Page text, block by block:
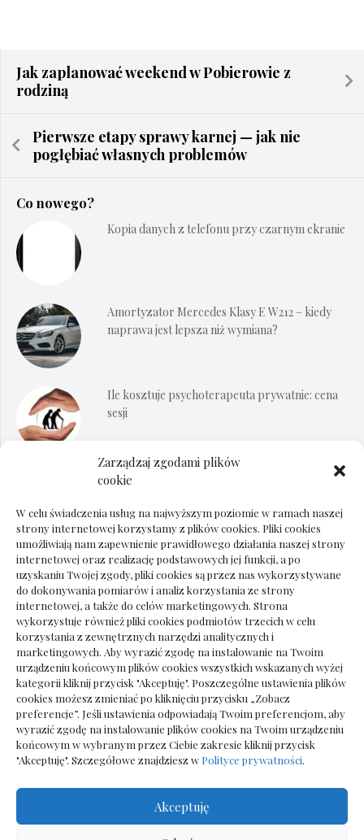
Zarządzaj zgodami plików
cookie
W celu świadczenia usług na najwyższym poziomie w ramach naszej
strony internetowej korzystamy z plików cookies. Pliki cookies
umożliwiają nam zapewnienie prawidłowego działania naszej strony
internetowej oraz realizację podstawowych jej funkcji, a po
uzyskaniu Twojej zgody, pliki cookies są przez nas wykorzystywane
do dokonywania pomiarów i analiz korzystania ze strony
internetowej, a także do celów marketingowych. Strona
wykorzystuje również pliki cookies podmiotów trzecich w celu
korzystania z zewnętrznych narzędzi analitycznych i
marketingowych. Aby wyrazić zgodę na instalowanie na Twoim
urządzeniu końcowym plików cookies wszystkich wskazanych wyżej
kategorii kliknij przycisk "Akceptuję". Poszczególne ustawienia plików
cookies możesz zmieniać po kliknięciu przycisku „Zobacz
preferencje”. Jeśli ustawienia odpowiadają Twoim preferencjom, aby
wyrazić zgodę na instalowanie plików cookies na Twoim urządzeniu
końcowym w wybranym przez Ciebie zakresie kliknij przycisk
"Akceptuję". Szczegółowe znajdziesz w Polityce prywatności.
Akceptuję
Jak zaplanować weekend w Pobierowie z
rodziną
Pierwsze etapy sprawy karnej — jak nie
pogłębiać własnych problemów
Co nowego?
Kopia danych z telefonu przy czarnym ekranie
Amortyzator Mercedes Klasy E W212 – kiedy
naprawa jest lepsza niż wymiana?
Ile kosztuje psychoterapeuta prywatnie: cena
sesji
Dokumenty do odbioru przy zmianie biura
Deska podłogowa do salonu: jak wybrać bez
pośpiechu
Wszelkie prawa zastrzezone